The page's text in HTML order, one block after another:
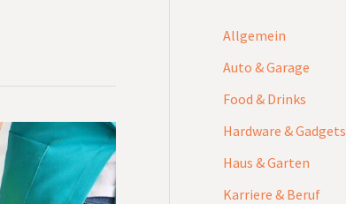
Allgemein
Auto & Garage
Food & Drinks
Hardware & Gadgets
Haus & Garten
Karriere & Beruf